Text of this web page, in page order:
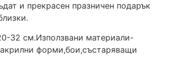
и прекрасен празничен подарък
32 см.Използвани материали-
форми,бои,състаряващи